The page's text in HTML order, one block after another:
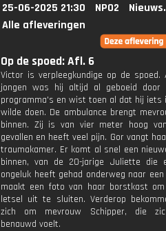
25-06-2025 21:30 NPO2
Alle afleveringen
Op de spoed: Afl. 6
Victor is verpleegkundige op de spoed.
jongen was hij altijd al geboeid door
programma's en wist toen al dat hij iets
wilde doen. De ambulance brengt
binnen. Zij is van vier meter hoog
gevallen en heeft veel pijn. Gor vangt
traumakamer. Er komt al snel een
binnen, van de 20-jarige Juliette die
ongeluk heeft gehad onderweg naar
maakt een foto van haar borstkast om
letsel uit te sluiten. Verderop
zich om mevrouw Schipper, die
benauwd voelt.